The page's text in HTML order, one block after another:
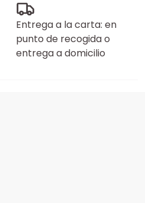
Entrega a la carta: en
punto de recogida o
entrega a domicilio